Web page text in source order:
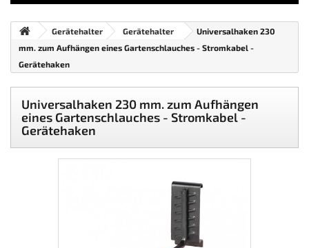
Gerätehalter Gerätehalter
Universalhaken 230
mm. zum Aufhängen eines Gartenschlauches - Stromkabel -
Gerätehaken
Universalhaken 230 mm. zum Aufhängen
eines Gartenschlauches - Stromkabel -
Gerätehaken